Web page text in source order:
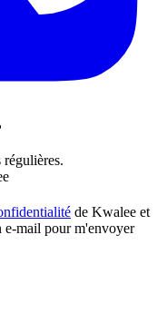
de Kwalee et
e-mail pour m'envoyer